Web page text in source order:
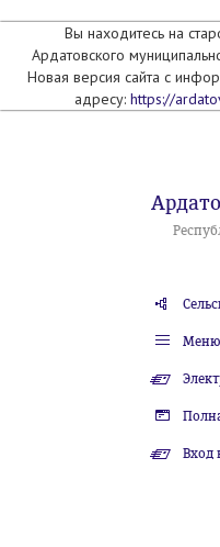
Вы находитесь на
Ардатовского
Новая версия сайта с
адресу: https://
Меню
Вход